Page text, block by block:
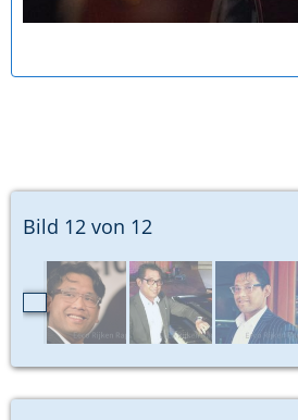
Bild 12 von 12